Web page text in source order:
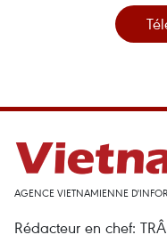
AGENCE VIETNAMIENNE
Rédacteur en chef: